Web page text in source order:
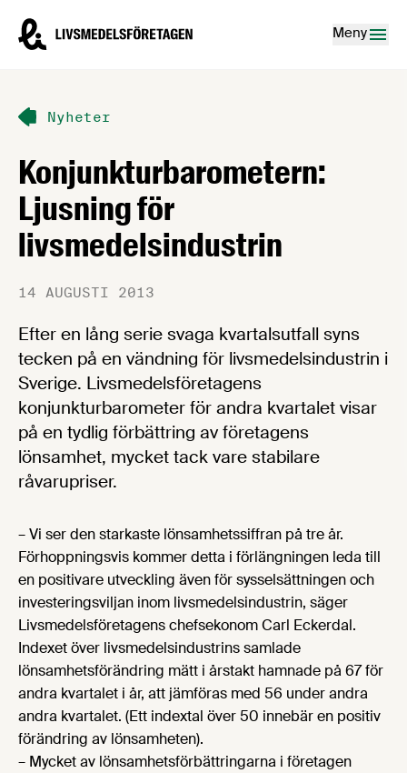
Livsmedelsföretagen – till startsidan
Meny
Nyheter
Konjunkturbarometern:
Ljusning för
livsmedelsindustrin
14 AUGUSTI 2013
Efter en lång serie svaga kvartalsutfall syns
tecken på en vändning för livsmedelsindustrin i
Sverige. Livsmedelsföretagens
konjunkturbarometer för andra kvartalet visar
på en tydlig förbättring av företagens
lönsamhet, mycket tack vare stabilare
råvarupriser.
– Vi ser den starkaste lönsamhetssiffran på tre år.
Förhoppningsvis kommer detta i förlängningen leda till
en positivare utveckling även för sysselsättningen och
investeringsviljan inom livsmedelsindustrin, säger
Livsmedelsföretagens chefsekonom Carl Eckerdal.
Indexet över livsmedelsindustrins samlade
lönsamhetsförändring mätt i årstakt hamnade på 67 för
andra kvartalet i år, att jämföras med 56 under andra
andra kvartalet. (Ett indextal över 50 innebär en positiv
förändring av lönsamheten).
– Mycket av lönsamhetsförbättringarna i företagen